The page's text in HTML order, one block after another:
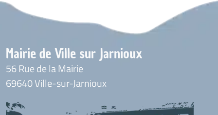
Mairie de Ville sur Jarnioux
56 Rue de la Mairie
69640 Ville-sur-Jarnioux